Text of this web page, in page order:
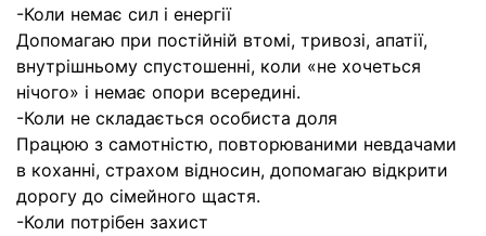
-Коли немає сил і енергії
Допомагаю при постійній втомі, тривозі, апатії,
внутрішньому спустошенні, коли «не хочеться
нічого» і немає опори всередині.
-Коли не складається особиста доля
Працюю з самотністю, повторюваними невдачами
в коханні, страхом відносин, допомагаю відкрити
дорогу до сімейного щастя.
-Коли потрібен захист